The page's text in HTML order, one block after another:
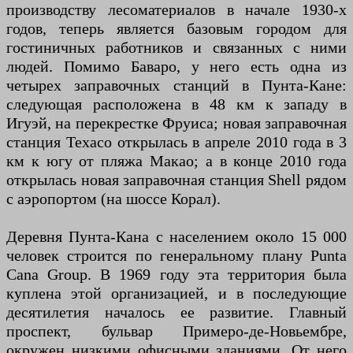
производству лесоматериалов в начале 1930-х
годов, теперь является базовым городом для
гостиничных работников и связанных с ними
людей. Помимо Баваро, у него есть одна из
четырех заправочных станций в Пунта-Кане:
следующая расположена в 48 км к западу в
Игуэй, на перекрестке Фруиса; новая заправочная
станция Texaco открылась в апреле 2010 года в 3
км к югу от пляжа Макао; а в конце 2010 года
открылась новая заправочная станция Shell рядом
с аэропортом (на шоссе Корал).
Деревня Пунта-Кана с населением около 15 000
человек строится по генеральному плану Punta
Cana Group. В 1969 году эта территория была
куплена этой организацией, и в последующие
десятилетия началось ее развитие. Главный
проспект, бульвар Примеро-де-Новьембре,